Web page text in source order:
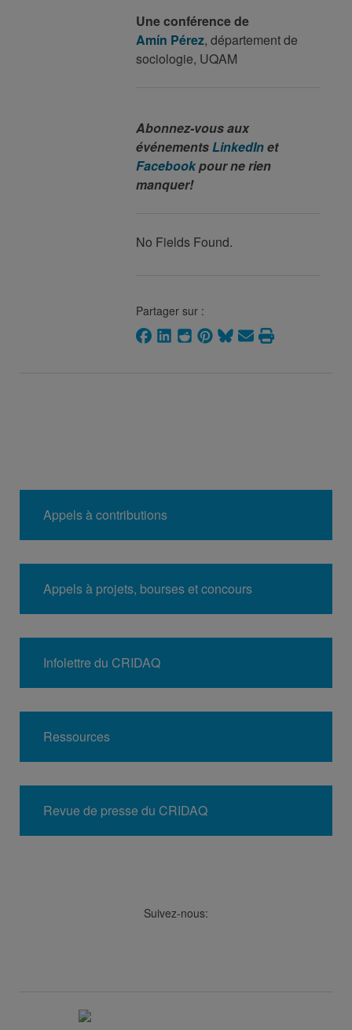
Une conférence de
Amín Pérez, département de
sociologie, UQAM
Abonnez-vous aux
événementsLinkedInet
Facebookpour ne rien
manquer!
No Fields Found.
Partager sur :
Appels à contributions
Appels à projets, bourses et concours
Infolettre du CRIDAQ
Ressources
Revue de presse du CRIDAQ
Suivez-nous: